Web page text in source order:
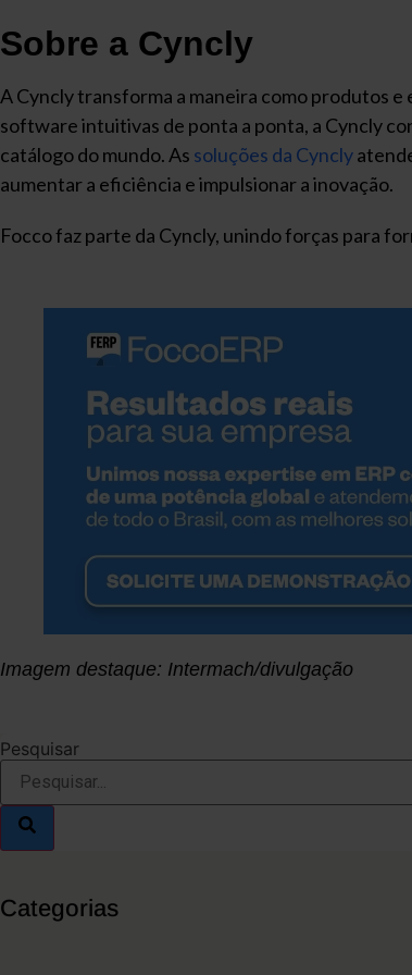
Sobre a Cyncly
A Cyncly transforma a maneira como produtos
software intuitivas de ponta a ponta, a Cyncly
catálogo do mundo. As soluções da Cyncly
aumentar a eficiência e impulsionar a inovação.
Focco faz parte da Cyncly, unindo forças para
Imagem destaque: Intermach/divulgação
Pesquisar
Categorias